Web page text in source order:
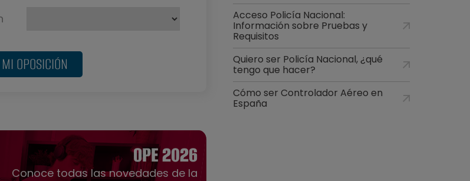
OPOSICIÓN
OPE 2026
Conoce todas las novedades de la
Acceso Policía Nacional:
Información sobre Pruebas y
Requisitos
Quiero ser Policía Nacional, ¿qué
tengo que hacer?
Cómo ser Controlador Aéreo en
España